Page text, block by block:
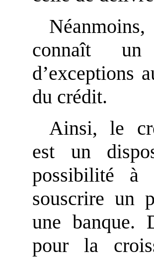
connaît un
d’exceptions
du crédit.
Ainsi, le
est un
possibilité à
souscrire un
une banque.
pour la